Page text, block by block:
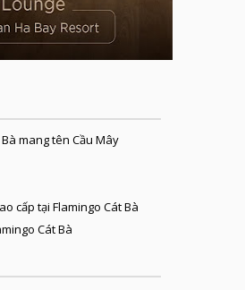
mang tên Cầu Mây
cấp tại Flamingo Cát Bà
Cát Bà